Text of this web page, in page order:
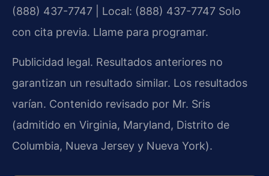
(888) 437-7747 | Local: (888) 437-7747 Solo
con cita previa. Llame para programar.
Publicidad legal. Resultados anteriores no
garantizan un resultado similar. Los resultados
varían. Contenido revisado por Mr. Sris
(admitido en Virginia, Maryland, Distrito de
Columbia, Nueva Jersey y Nueva York).